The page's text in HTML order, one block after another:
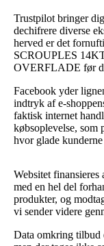
Trustpilot bringer
dechifrere diverse
herved er det
SCROUPLES
OVERFLADE før
Facebook yder
indtryk af e-
faktisk internet
købsoplevelse, som
hvor glade kunderne
Websitet
med en hel del
produkter, og
vi sender videre
Data omkring tilbud